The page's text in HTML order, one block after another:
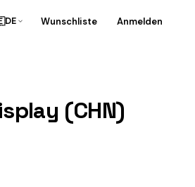
DE Wunschliste Anmelden
(CHN)